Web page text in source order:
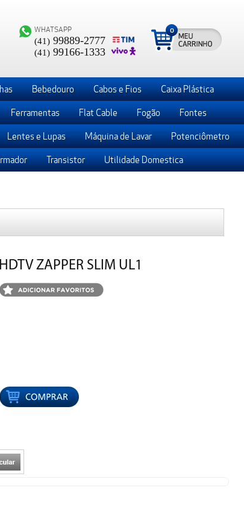
WHATSAPP
(41) 99889-2777
(41) 99166-1333
0
Bebedouro Cabos e Fios Caixa Plástica
Ferramentas Flat Cable Fogão Fontes
Lentes e Lupas Máquina de Lavar Potenciômetro
Transistor Utilidade Domestica
ZAPPER SLIM UL1